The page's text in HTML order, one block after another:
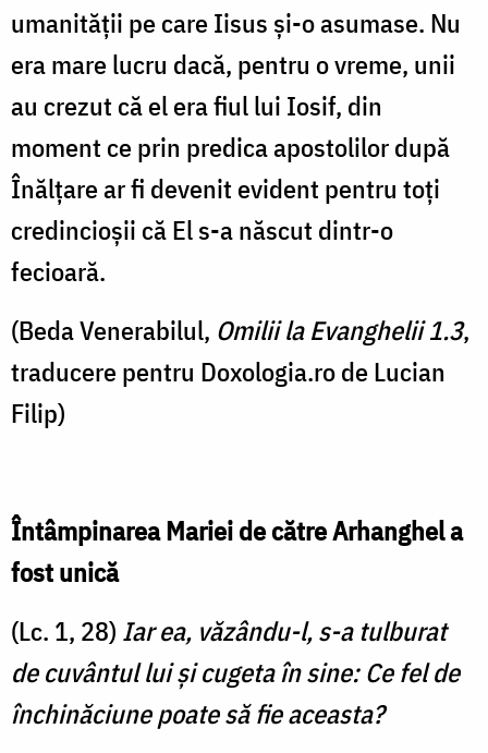
umanității pe care Iisus și-o asumase. Nu
era mare lucru dacă, pentru o vreme, unii
au crezut că el era fiul lui Iosif, din
moment ce prin predica apostolilor după
Înălțare ar fi devenit evident pentru toți
credincioșii că El s-a născut dintr-o
fecioară.
(Beda Venerabilul, Omilii la Evanghelii 1.3,
traducere pentru Doxologia.ro de Lucian
Filip)
Întâmpinarea Mariei de către Arhanghel a
fost unică
(Lc. 1, 28) Iar ea, văzându-l, s-a tulburat
de cuvântul lui şi cugeta în sine: Ce fel de
închinăciune poate să fie aceasta?